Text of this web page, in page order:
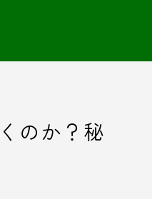
のか？秘